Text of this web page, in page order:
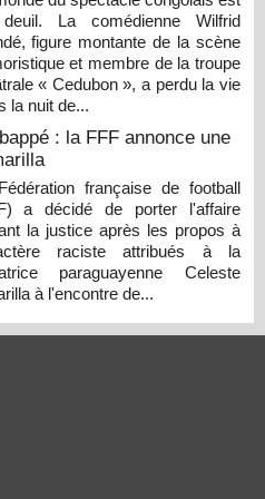
La comédienne Wilfrid
figure montante de la scène
et membre de la troupe
« Cedubon », a perdu la vie
la nuit de...
: la FFF annonce une
française de football
a décidé de porter l'affaire
la justice après les propos à
raciste attribués à la
paraguayenne Celeste
à l'encontre de...